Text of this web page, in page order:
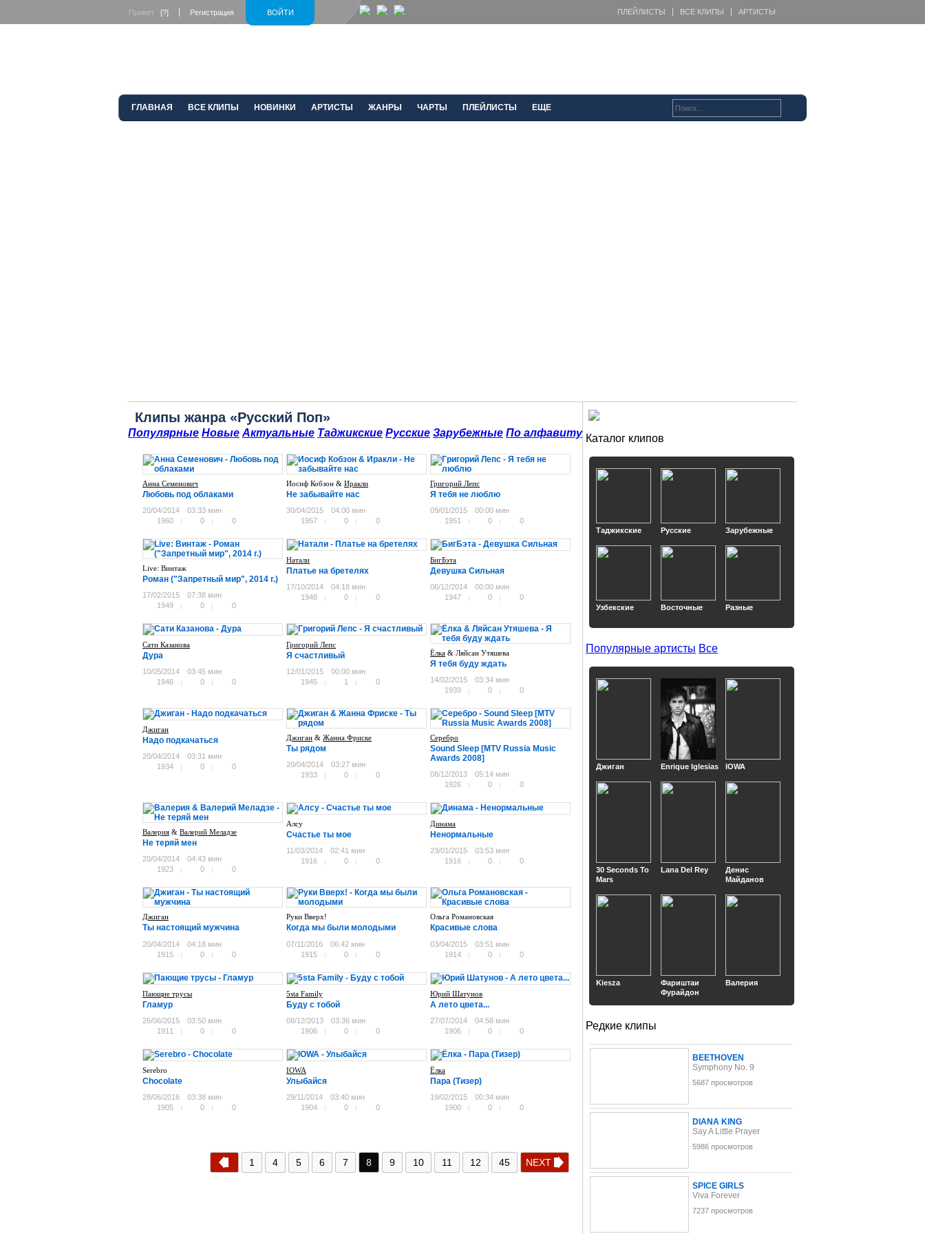
ВОЙТИ
Привет [?] Регистрация ПЛЕЙЛИСТЫ ВСЕ КЛИПЫ АРТИСТЫ
ГЛАВНАЯ ВСЕ КЛИПЫ НОВИНКИ АРТИСТЫ ЖАНРЫ ЧАРТЫ ПЛЕЙЛИСТЫ ЕЩЕ
Клипы жанра «Русский Поп»
Популярные Новые Актуальные Таджикские Русские Зарубежные По алфавиту
Анна Семенович
Любовь под облаками
20/04/2014
03:33 мин
1960
0 0
Иосиф Кобзон & Иракли
Не забывайте нас
30/04/2015
04:00 мин
1957
0 0
Григорий Лепс
Я тебя не люблю
09/01/2015
00:00 мин
1951
0 0
Live: Винтаж
Роман ("Запретный мир", 2014 г.)
17/02/2015
07:38 мин
1949
0 0
Натали
Платье на бретелях
17/10/2014
04:18 мин
1948
0 0
БигБэта
Девушка Сильная
06/12/2014
00:00 мин
1947
0 0
Сати Казанова
Дура
10/05/2014
03:45 мин
1946
0 0
Григорий Лепс
Я счастливый
12/01/2015
00:00 мин
1945
1 0
Ёлка & Ляйсан Утяшева
Я тебя буду ждать
14/02/2015
03:34 мин
1939
0 0
Джиган
Надо подкачаться
20/04/2014
03:31 мин
1934
0 0
Джиган & Жанна Фриске
Ты рядом
20/04/2014
03:27 мин
1933
0 0
Серебро
Sound Sleep [MTV Russia Music
Awards 2008]
08/12/2013
05:14 мин
1926
0 0
Валерия & Валерий Меладзе
Не теряй мен
20/04/2014
04:43 мин
1923
0 0
Алсу
Счастье ты мое
11/03/2014
02:41 мин
1916
0 0
Динама
Ненормальные
23/01/2015
03:53 мин
1916
0 0
Джиган
Ты настоящий мужчина
20/04/2014
04:18 мин
1915
0 0
Руки Вверх!
Когда мы были молодыми
07/11/2016
06:42 мин
1915
0 0
Ольга Романовская
Красивые слова
03/04/2015
03:51 мин
1914
0 0
Пающие трусы
Гламур
26/06/2015
03:50 мин
1911
0 0
5sta Family
Буду с тобой
08/12/2013
03:36 мин
1906
0 0
Юрий Шатунов
А лето цвета...
27/07/2014
04:58 мин
1906
0 0
Serebro
Chocolate
28/06/2016
03:38 мин
1905
0 0
IOWA
Улыбайся
29/11/2014
03:40 мин
1904
0 0
Ёлка
Пара (Тизер)
19/02/2015
00:34 мин
1900
0 0
1 4 5 6 7 8 9 10 11 12 45 NEXT
Каталог клипов
Таджикские Русские Зарубежные
Узбекские Восточные Разные
Популярные артисты Все
Джиган Enrique Iglesias IOWA
30 Seconds To
Mars
Lana Del Rey
Денис
Майданов
Kiesza
Фариштаи
Фурайдон
Валерия
Редкие клипы
BEETHOVEN
Symphony No. 9
5687 просмотров
DIANA KING
Say A Little Prayer
5986 просмотров
SPICE GIRLS
Viva Forever
7237 просмотров